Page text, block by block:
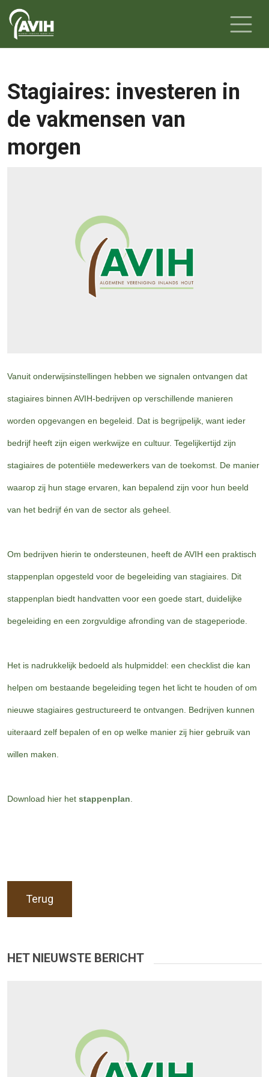
Stagiaires: investeren in
de vakmensen van
morgen
Vanuit onderwijsinstellingen hebben we signalen ontvangen dat
stagiaires binnen AVIH-bedrijven op verschillende manieren
worden opgevangen en begeleid. Dat is begrijpelijk, want ieder
bedrijf heeft zijn eigen werkwijze en cultuur. Tegelijkertijd zijn
stagiaires de potentiële medewerkers van de toekomst. De manier
waarop zij hun stage ervaren, kan bepalend zijn voor hun beeld
van het bedrijf én van de sector als geheel.
Om bedrijven hierin te ondersteunen, heeft de AVIH een praktisch
stappenplan opgesteld voor de begeleiding van stagiaires. Dit
stappenplan biedt handvatten voor een goede start, duidelijke
begeleiding en een zorgvuldige afronding van de stageperiode.
Het is nadrukkelijk bedoeld als hulpmiddel: een checklist die kan
helpen om bestaande begeleiding tegen het licht te houden of om
nieuwe stagiaires gestructureerd te ontvangen. Bedrijven kunnen
uiteraard zelf bepalen of en op welke manier zij hier gebruik van
willen maken.
Download hier het stappenplan
Terug
HET NIEUWSTE BERICHT